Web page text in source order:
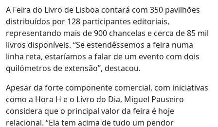
A Feira do Livro de Lisboa contará com 350 pavilhões
distribuídos por 128 participantes editoriais,
representando mais de 900 chancelas e cerca de 85 mil
livros disponíveis. “Se estendêssemos a feira numa
linha reta, estaríamos a falar de um evento com dois
quilómetros de extensão”, destacou.
Apesar da forte componente comercial, com iniciativas
como a Hora H e o Livro do Dia, Miguel Pauseiro
considera que o principal valor da feira é hoje
relacional. “Ela tem acima de tudo um pendor